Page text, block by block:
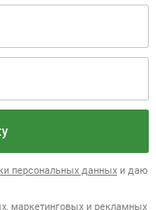
персональных данных и даю
маркетинговых и рекламных